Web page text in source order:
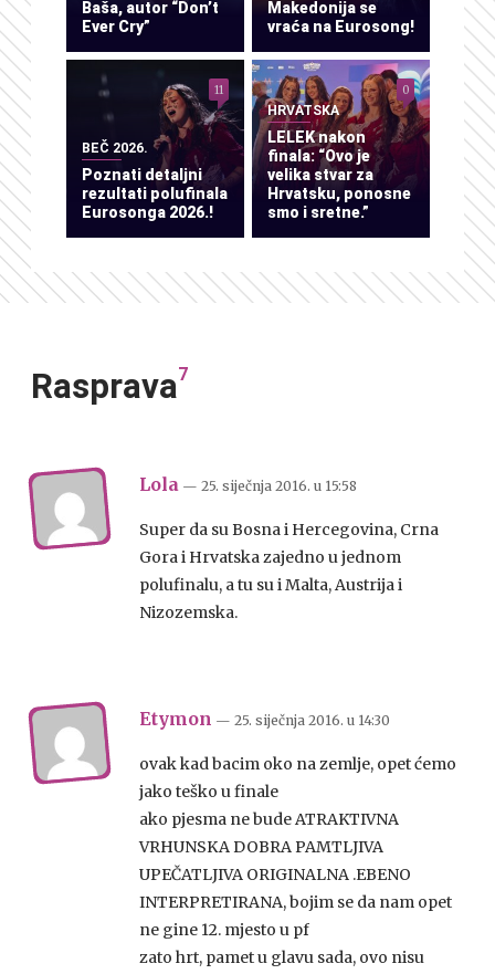
Baša, autor “Don’t
Ever Cry”
Makedonija se
vraća na Eurosong!
BEČ 2026.
Poznati detaljni
rezultati polufinala
Eurosonga 2026.!
11
HRVATSKA
LELEK nakon
finala: “Ovo je
velika stvar za
Hrvatsku, ponosne
smo i sretne.”
0
Rasprava7
Lola — 25. siječnja 2016. u 15:58
Super da su Bosna i Hercegovina, Crna
Gora i Hrvatska zajedno u jednom
polufinalu, a tu su i Malta, Austrija i
Nizozemska.
Etymon — 25. siječnja 2016. u 14:30
ovak kad bacim oko na zemlje, opet ćemo
jako teško u finale
ako pjesma ne bude ATRAKTIVNA
VRHUNSKA DOBRA PAMTLJIVA
UPEČATLJIVA ORIGINALNA .EBENO
INTERPRETIRANA, bojim se da nam opet
ne gine 12. mjesto u pf
zato hrt, pamet u glavu sada, ovo nisu